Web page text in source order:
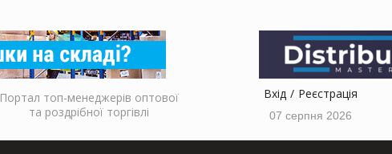
Портал топ-менеджерів оптової
та роздрібної торгівлі
Вхід Реєстрація
07 серпня 2026